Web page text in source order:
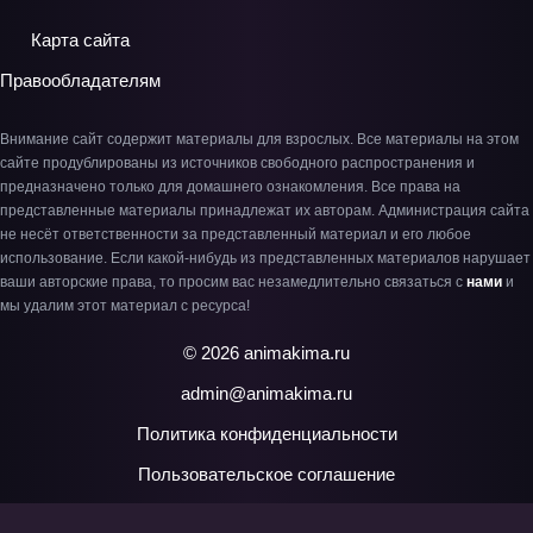
Карта сайта
Правообладателям
Внимание сайт содержит материалы для взрослых. Все материалы на этом
сайте продублированы из источников свободного распространения и
предназначено только для домашнего ознакомления. Все права на
представленные материалы принадлежат их авторам. Администрация сайта
не несёт ответственности за представленный материал и его любое
использование. Если какой-нибудь из представленных материалов нарушает
ваши авторские права, то просим вас незамедлительно связаться с нами и
мы удалим этот материал с ресурса!
© 2026 animakima.ru
admin@animakima.ru
Политика конфиденциальности
Пользовательское соглашение